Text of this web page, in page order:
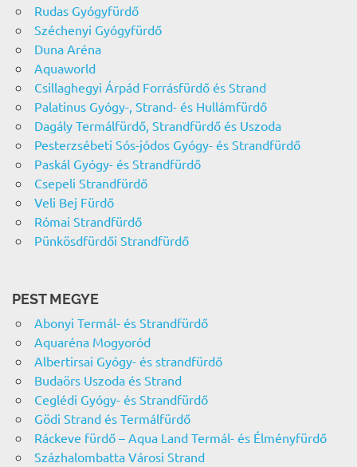
Rudas Gyógyfürdő
Széchenyi Gyógyfürdő
Duna Aréna
Aquaworld
Csillaghegyi Árpád Forrásfürdő és Strand
Palatinus Gyógy-, Strand- és Hullámfürdő
Dagály Termálfürdő, Strandfürdő és Uszoda
Pesterzsébeti Sós-jódos Gyógy- és Strandfürdő
Paskál Gyógy- és Strandfürdő
Csepeli Strandfürdő
Veli Bej Fürdő
Római Strandfürdő
Pünkösdfürdői Strandfürdő
PEST MEGYE
Abonyi Termál- és Strandfürdő
Aquaréna Mogyoród
Albertirsai Gyógy- és strandfürdő
Budaörs Uszoda és Strand
Ceglédi Gyógy- és Strandfürdő
Gödi Strand és Termálfürdő
Ráckeve fürdő – Aqua Land Termál- és Élményfürdő
Százhalombatta Városi Strand